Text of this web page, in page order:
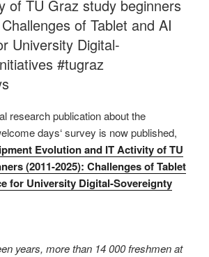
of TU Graz study beginners
of Tablet and AI
University Digital-
#tugraz
research publication about the
days‘ survey is now published,
Evolution and IT Activity of TU
(2011-2025): Challenges of Tablet
for University Digital-Sovereignty
years, more than 14 000 freshmen at